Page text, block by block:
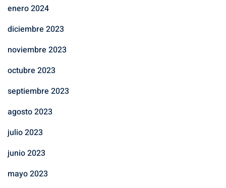
enero 2024
diciembre 2023
noviembre 2023
octubre 2023
septiembre 2023
agosto 2023
julio 2023
junio 2023
mayo 2023